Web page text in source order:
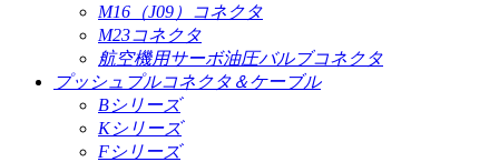
M16（J09）コネクタ
M23コネクタ
航空機用サーボ油圧バルブコネクタ
プッシュプルコネクタ＆ケーブル
Bシリーズ
Kシリーズ
Fシリーズ